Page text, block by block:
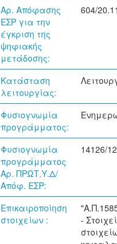
Αρ. Απόφασης
ΕΣΡ για την
έγκριση της
ψηφιακής
μετάδοσης:
604/
Κατάσταση
λειτουργίας:
Φυσιογνωμία
προγράμματος:
Φυσιογνωμία
προγράμματος
Αρ. ΠΡΩΤ.Υ.Δ/
Απόφ. ΕΣΡ:
14126/
Επικαιροποίηση
στοιχείων :
-